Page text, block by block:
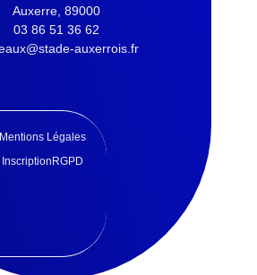
Auxerre, 89000
03 86 51 36 62
auxerrois.fr
Mentions Légales
Inscription RGPD